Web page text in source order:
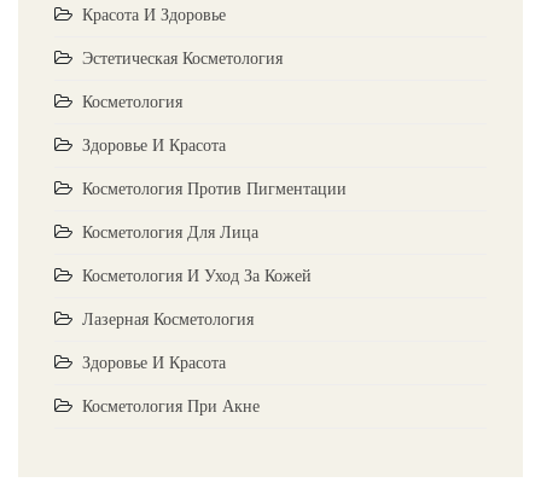
Красота И Здоровье
Эстетическая Косметология
Косметология
Здоровье И Красота
Косметология Против Пигментации
Косметология Для Лица
Косметология И Уход За Кожей
Лазерная Косметология
Здоровье И Красота
Косметология При Акне